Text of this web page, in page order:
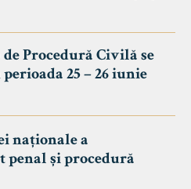
Procedură Civilă se
25 – 26 iunie
naționale a
și procedură